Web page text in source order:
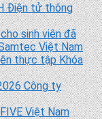
Điện tử thông
sinh viên đã
Việt Nam
thực tập Khóa
Công ty
Việt Nam